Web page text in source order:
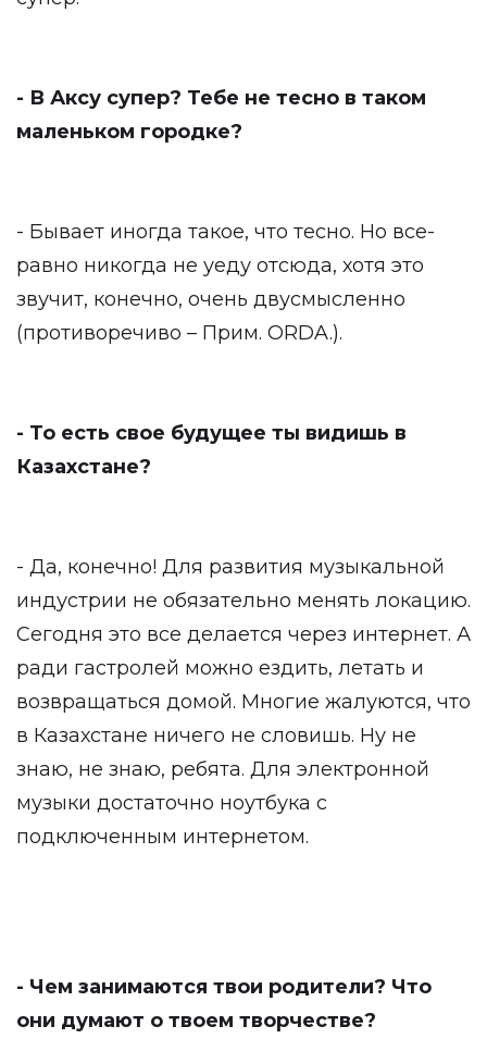
- В Аксу супер? Тебе не тесно в таком
маленьком городке?
- Бывает иногда такое, что тесно. Но все-
равно никогда не уеду отсюда, хотя это
звучит, конечно, очень двусмысленно
(противоречиво – Прим. ORDA.).
- То есть свое будущее ты видишь в
Казахстане?
- Да, конечно! Для развития музыкальной
индустрии не обязательно менять локацию.
Сегодня это все делается через интернет. А
ради гастролей можно ездить, летать и
возвращаться домой. Многие жалуются, что
в Казахстане ничего не словишь. Ну не
знаю, не знаю, ребята. Для электронной
музыки достаточно ноутбука с
подключенным интернетом.
- Чем занимаются твои родители? Что
они думают о твоем творчестве?